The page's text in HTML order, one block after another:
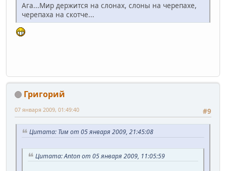
Ага...Мир держится на слонах, слоны на черепахе,
черепаха на скотче...
Григорий
#9
07 января 2009, 01:49:40
Цитата: Тим от 05 января 2009, 21:45:08
Цитата: Anton от 05 января 2009, 11:05:59